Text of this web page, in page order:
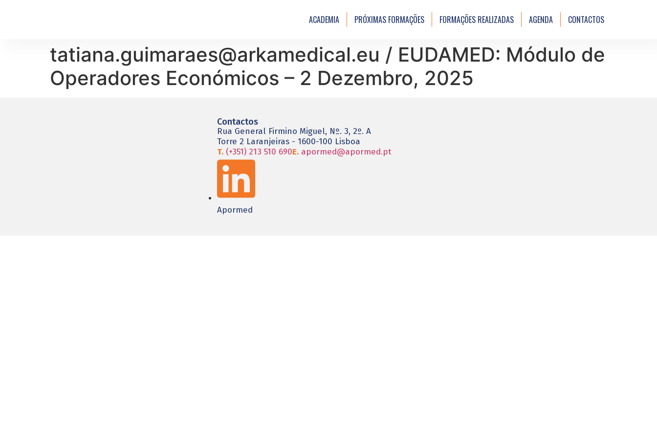
ACADEMIA PRÓXIMAS FORMAÇÕES FORMAÇÕES REALIZADAS AGENDA CONTACTOS
tatiana.guimaraes@arkamedical.eu / EUDAMED: Módulo de
Operadores Económicos – 2 Dezembro, 2025
Contactos
Rua General Firmino Miguel, Nº. 3, 2º. A
Torre 2 Laranjeiras - 1600-100 Lisboa
T. (+351) 213 510 690E. apormed@apormed.pt
Apormed